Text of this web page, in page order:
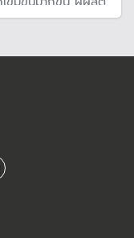
อ และภาครัฐต้อง